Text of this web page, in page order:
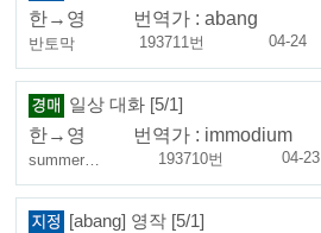
한→영
번역가 :abang
반토막 193711번 04-24
일상 대화 [5/1]
한→영
번역가 : immodium
summer… 193710번 04-23
[abang] 영작 [5/1]